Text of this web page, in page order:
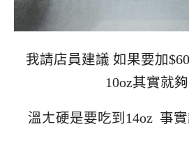
我請店員建議 如果要加
10oz其實就
溫ㄤ硬是要吃到14oz 事